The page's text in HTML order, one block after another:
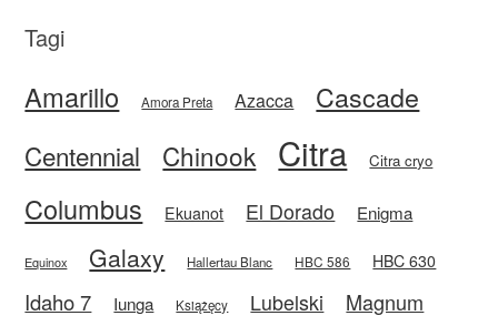
Tagi
Amarillo Amora Preta Azacca Cascade
Centennial Chinook Citra Citra cryo
Columbus Ekuanot El Dorado Enigma
Equinox Galaxy Hallertau Blanc HBC 586 HBC 630
Idaho 7 Iunga Książęcy Lubelski
Magnum